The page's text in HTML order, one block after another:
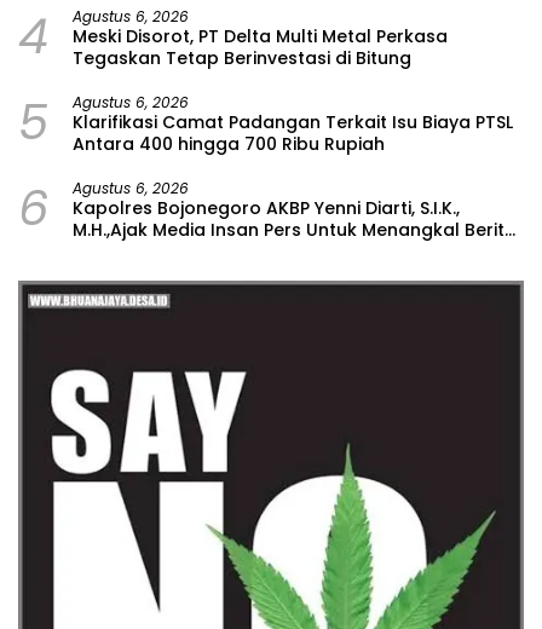
4 Agustus 6, 2026
Meski Disorot, PT Delta Multi Metal Perkasa
Tegaskan Tetap Berinvestasi di Bitung
5 Agustus 6, 2026
Klarifikasi Camat Padangan Terkait Isu Biaya PTSL
Antara 400 hingga 700 Ribu Rupiah
6 Agustus 6, 2026
Kapolres Bojonegoro AKBP Yenni Diarti, S.I.K.,
M.H.,Ajak Media Insan Pers Untuk Menangkal Berita